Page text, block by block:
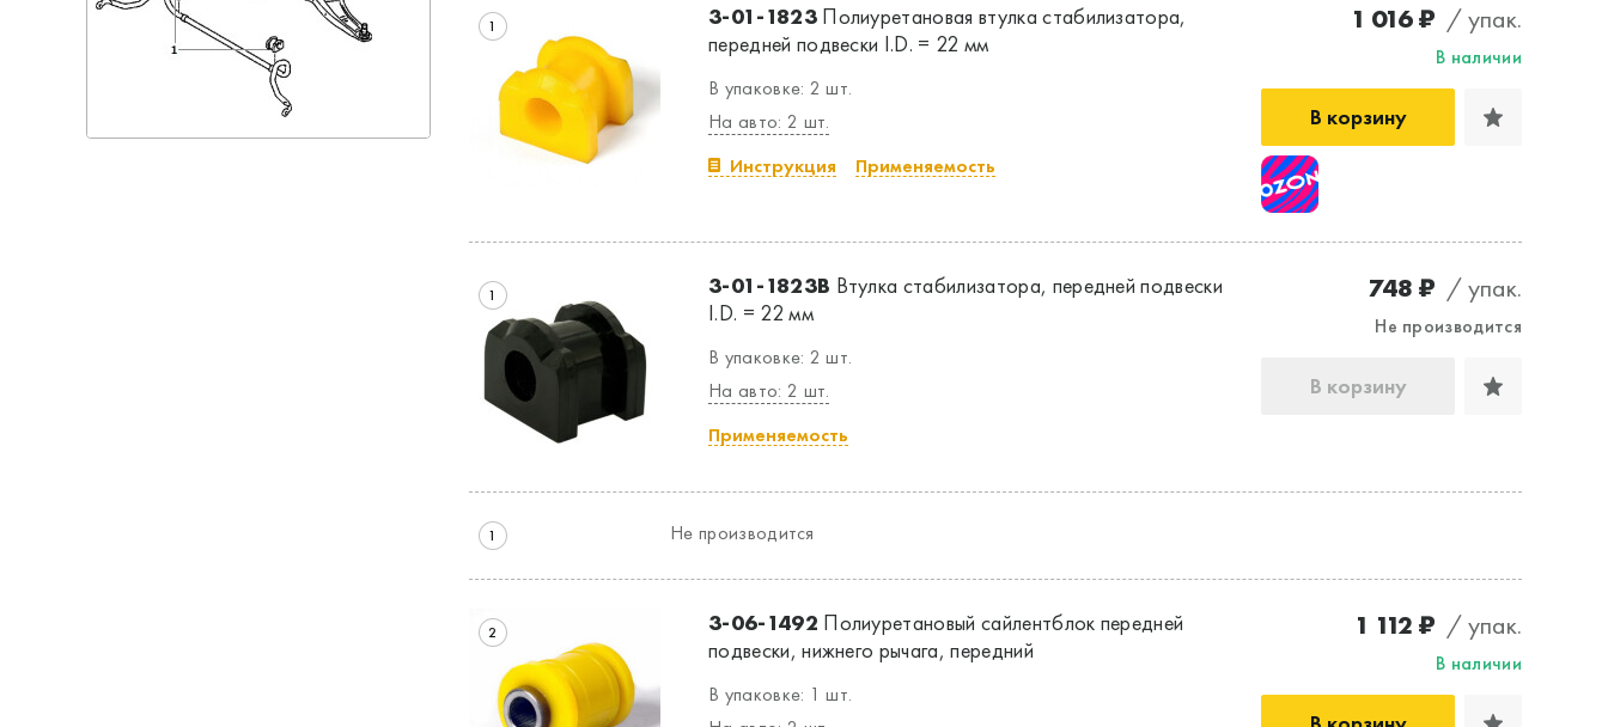
1 3-01-1823Полиуретановая втулка стабилизатора,
передней подвески I.D. = 22 мм
В упаковке: 2 шт.
На авто: 2 шт.
Инструкция
Применяемость
1 016 ₽ / упак.
В наличии
В корзину
1 3-01-1823B Втулка стабилизатора, передней подвески
I.D. = 22 мм
В упаковке: 2 шт.
На авто: 2 шт.
Применяемость
748 ₽ / упак.
Не производится
В корзину
1 Не производится
2 3-06-1492 Полиуретановый сайлентблок передней
подвески, нижнего рычага, передний
В упаковке: 1 шт.
1 112 ₽ / упак.
В наличии